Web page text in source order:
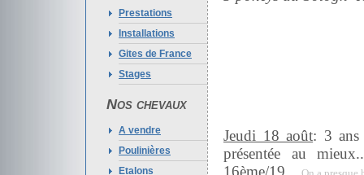
Prestations
Installations
Gites de France
Stages
Nos chevaux
A vendre
Poulinières
Etalons
Jeudi 18 août: 3 ans
présentée au
16ème/19...